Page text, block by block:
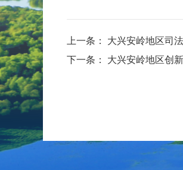
上一条：
大兴安岭地区司
下一条：
大兴安岭地区创